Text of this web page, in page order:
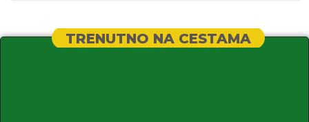
TRENUTNO NA CESTAMA